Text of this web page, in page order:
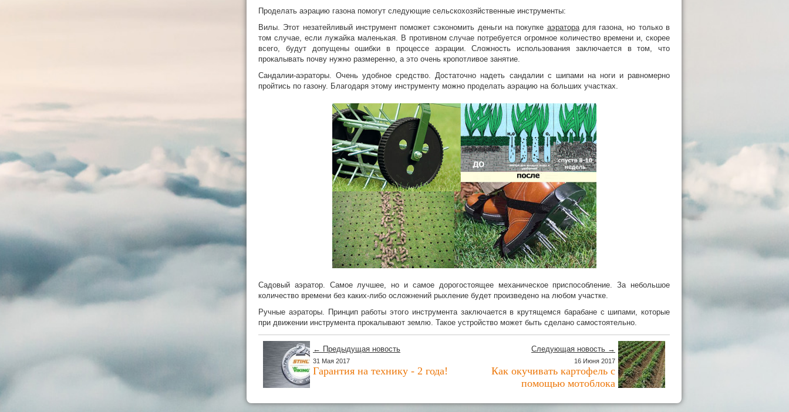
Проделать аэрацию газона помогут следующие сельскохозяйственные инструменты:
Вилы. Этот незатейливый инструмент поможет сэкономить деньги на покупке аэраторадля газона, но только в
том случае, если лужайка маленькая. В противном случае потребуется огромное количество времени и, скорее
всего, будут допущены ошибки в процессе аэрации. Сложность использования заключается в том, что
прокалывать почву нужно размеренно, а это очень кропотливое занятие.
Сандалии-аэраторы. Очень удобное средство. Достаточно надеть сандалии с шипами на ноги и равномерно
пройтись по газону. Благодаря этому инструменту можно проделать аэрацию на больших участках.
Садовый аэратор. Самое лучшее, но и самое дорогостоящее механическое приспособление. За небольшое
количество времени без каких-либо осложнений рыхление будет произведено на любом участке.
Ручные аэраторы. Принцип работы этого инструмента заключается в крутящемся барабане с шипами, которые
при движении инструмента прокалывают землю. Такое устройство может быть сделано самостоятельно.
← Предыдущая новость
31 Мая 2017
Гарантия на технику - 2 года!
Следующая новость →
16 Июня 2017
Как окучивать картофель с
помощью мотоблока